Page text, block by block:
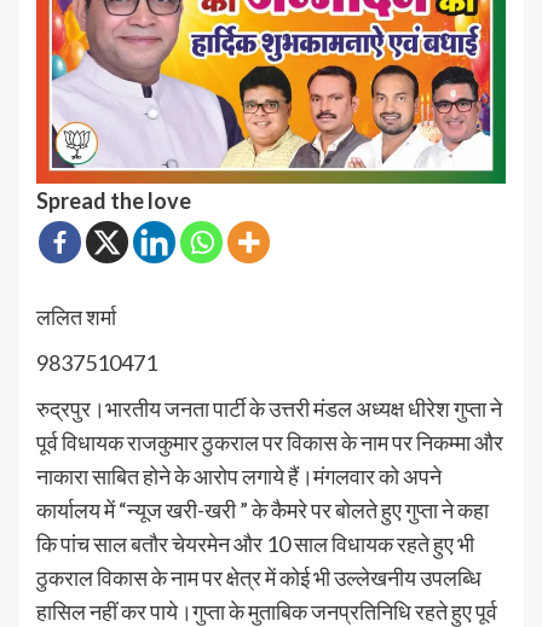
Spread the love
ललित शर्मा
9837510471
रुद्रपुर।भारतीय जनता पार्टी के उत्तरी मंडल अध्यक्ष धीरेश गुप्ता ने
पूर्व विधायक राजकुमार ठुकराल पर विकास के नाम पर निकम्मा और
नाकारा साबित होने के आरोप लगाये हैं।मंगलवार को अपने
कार्यालय में “न्यूज खरी-खरी ” के कैमरे पर बोलते हुए गुप्ता ने कहा
कि पांच साल बतौर चेयरमेन और 10 साल विधायक रहते हुए भी
ठुकराल विकास के नाम पर क्षेत्र में कोई भी उल्लेखनीय उपलब्धि
हासिल नहीं कर पाये।गुप्ता के मुताबिक जनप्रतिनिधि रहते हुए पूर्व